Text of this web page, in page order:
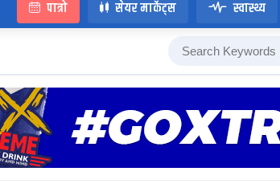
पात्रो सेयर मार्केट्स स्वास्थ्य